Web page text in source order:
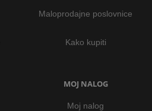
Maloprodajne poslovnice
Kako kupiti
MOJ NALOG
Moj nalog